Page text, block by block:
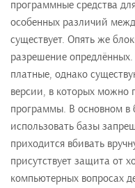
программные средства
особенных различий
существует. Опять же
разрешение
платные, однако
версии, в которых можно
программы. В основном в
использовать базы
приходится вбивать
присутствует защита от
компьютерных вопросах